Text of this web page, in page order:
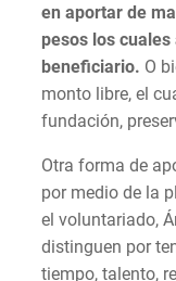
en aportar de
pesos los
beneficiario. O
monto libre, el
fundación,
Otra forma de
por medio de la
el voluntariado,
distinguen por
tiempo, talento,